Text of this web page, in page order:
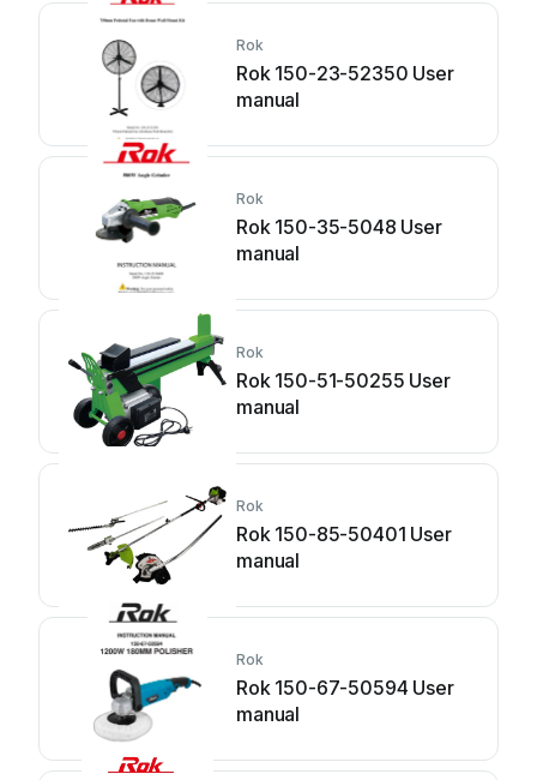
Rok
Rok 150-23-52350 User
manual
Rok
Rok 150-35-5048 User
manual
Rok
Rok 150-51-50255 User
manual
Rok
Rok 150-85-50401 User
manual
Rok
Rok 150-67-50594 User
manual